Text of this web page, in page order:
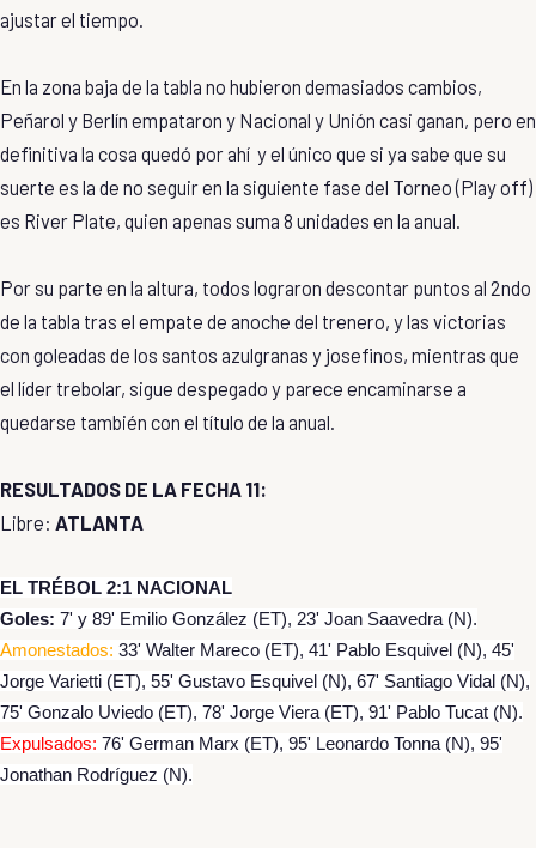
ajustar el tiempo.
En la zona baja de la tabla no hubieron demasiados cambios,
Peñarol y Berlín empataron y Nacional y Unión casi ganan, pero en
definitiva la cosa quedó por ahí y el único que si ya sabe que su
suerte es la de no seguir en la siguiente fase del Torneo (Play off)
es River Plate, quien apenas suma 8 unidades en la anual.
Por su parte en la altura, todos lograron descontar puntos al 2ndo
de la tabla tras el empate de anoche del trenero, y las victorias
con goleadas de los santos azulgranas y josefinos, mientras que
el líder trebolar, sigue despegado y parece encaminarse a
quedarse también con el título de la anual.
RESULTADOS DE LA FECHA 11:
Libre: ATLANTA
EL TRÉBOL 2:1 NACIONAL
Goles: 7' y 89' Emilio González (ET), 23' Joan Saavedra (N).
Amonestados: 33' Walter Mareco (ET), 41' Pablo Esquivel (N), 45'
Jorge Varietti (ET), 55' Gustavo Esquivel (N), 67' Santiago Vidal (N),
75' Gonzalo Uviedo (ET), 78' Jorge Viera (ET), 91' Pablo Tucat (N).
Expulsados: 76' German Marx (ET), 95' Leonardo Tonna (N), 95'
Jonathan Rodríguez (N).